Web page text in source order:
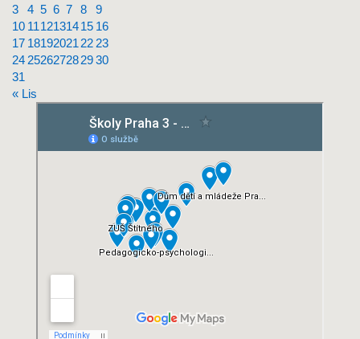
3
4 5 6 7 8
9
10 1112131415 16
17 18192021 22 23
24 252627282930
31
« Lis